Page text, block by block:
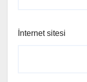
İnternet sitesi